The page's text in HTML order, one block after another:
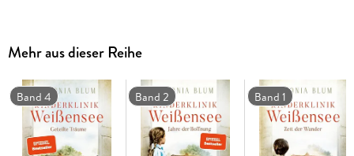
beruflicher Pflicht und persönlichem Glück. Ihre Schwester
Emma, inzwischen Oberschwester der Kinderklinik, hat
Sorgen ganz anderer Art: Ihr Sohn Theodor verbringt immer
mehr Zeit mit Freunden, die sich politisch radikalisieren.
Theodor droht ihr zu entgleiten, doch Emma ist fest
entschlossen, um ihren Sohn und gegen die neuen
politischen Kräfte zu kämpfen.
Mehr aus dieser Reihe
Band 4 Band 2 Band 1